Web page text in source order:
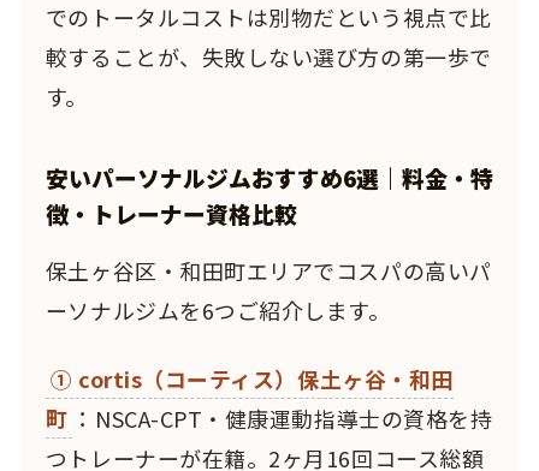
でのトータルコストは別物だという視点で比
較することが、失敗しない選び方の第一歩で
す。
安いパーソナルジムおすすめ6選｜料金・特
徴・トレーナー資格比較
保土ヶ谷区・和田町エリアでコスパの高いパ
ーソナルジムを6つご紹介します。
① cortis（コーティス）保土ヶ谷・和田
町 ：NSCA-CPT・健康運動指導士の資格を持
つトレーナーが在籍。2ヶ月16回コース総額